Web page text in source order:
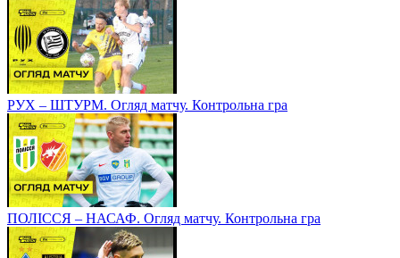
РУХ – ШТУРМ. Огляд матчу. Контрольна гра
ПОЛІССЯ – НАСАФ. Огляд матчу. Контрольна гра